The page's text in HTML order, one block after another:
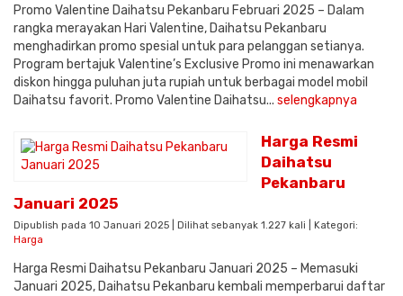
Promo Valentine Daihatsu Pekanbaru Februari 2025 – Dalam
rangka merayakan Hari Valentine, Daihatsu Pekanbaru
menghadirkan promo spesial untuk para pelanggan setianya.
Program bertajuk Valentine’s Exclusive Promo ini menawarkan
diskon hingga puluhan juta rupiah untuk berbagai model mobil
Daihatsu favorit. Promo Valentine Daihatsu... selengkapnya
Harga Resmi
Daihatsu
Pekanbaru
Januari 2025
Dipublish pada 10 Januari 2025 | Dilihat sebanyak 1.227 kali | Kategori:
Harga
Harga Resmi Daihatsu Pekanbaru Januari 2025 – Memasuki
Januari 2025, Daihatsu Pekanbaru kembali memperbarui daftar